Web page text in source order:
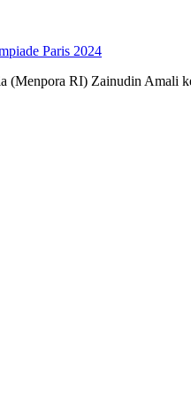
Paris 2024
(Menpora RI) Zainudin Amali